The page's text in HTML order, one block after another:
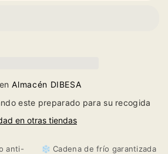
Almacén DIBESA
este preparado para su recogida
en otras tiendas
anti-
❄️ Cadena de frío garantizada